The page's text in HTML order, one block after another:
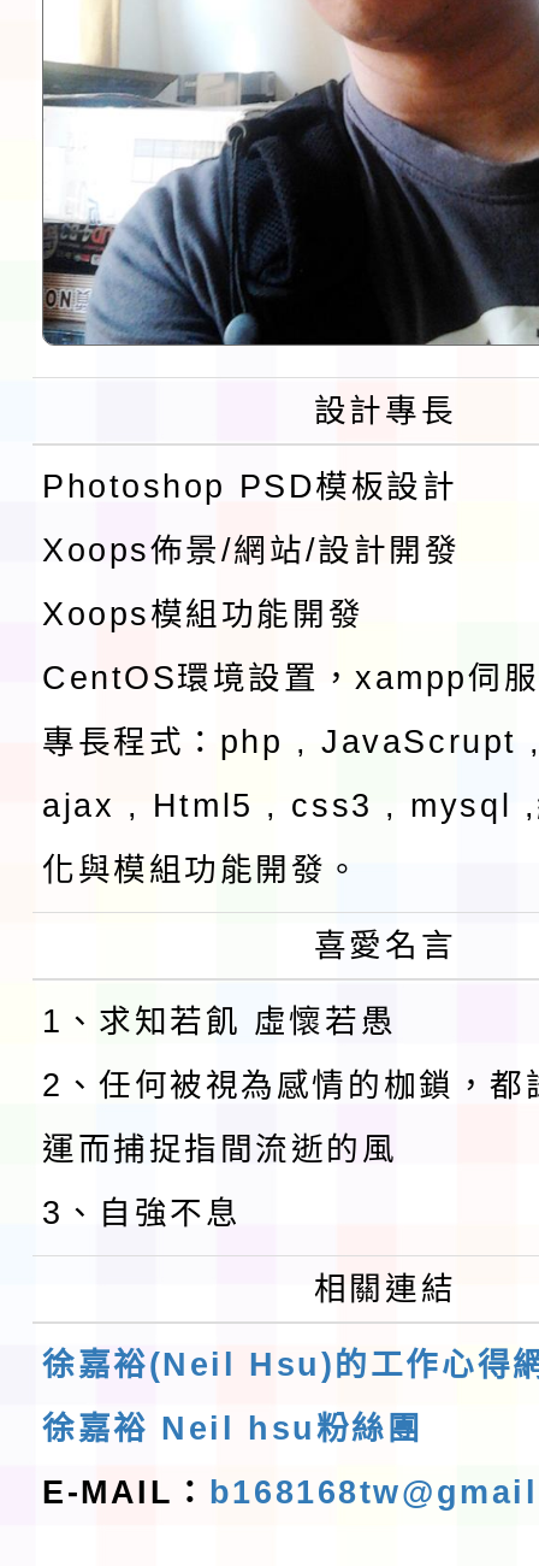
設計專長
Photoshop PSD模板設計
Xoops佈景/網站/設計開發
Xoops模組功能開發
CentOS環境設置，xampp伺
專長程式：php , JavaScrupt
ajax , Html5 , css3 , mysql ,
化與模組功能開發。
喜愛名言
1、求知若飢 虛懷若愚
2、任何被視為感情的枷鎖，都
運而捕捉指間流逝的風
3、自強不息
相關連結
徐嘉裕(Neil Hsu)的工作心得
徐嘉裕 Neil hsu粉絲團
E-MAIL：